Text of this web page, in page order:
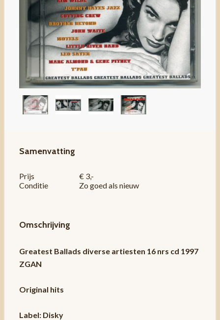
Samenvatting
Prijs
€ 3,-
Conditie
Zo goed als nieuw
Omschrijving
Greatest Ballads diverse artiesten 16 nrs cd 1997
ZGAN
Original hits
Label: Disky